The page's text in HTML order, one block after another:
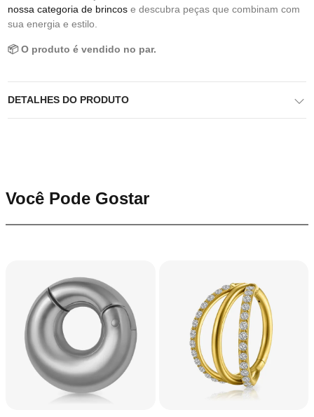
nossa categoria de brincos e descubra peças que combinam com
sua energia e estilo.
📦 O produto é vendido no par.
DETALHES DO PRODUTO
Você Pode Gostar